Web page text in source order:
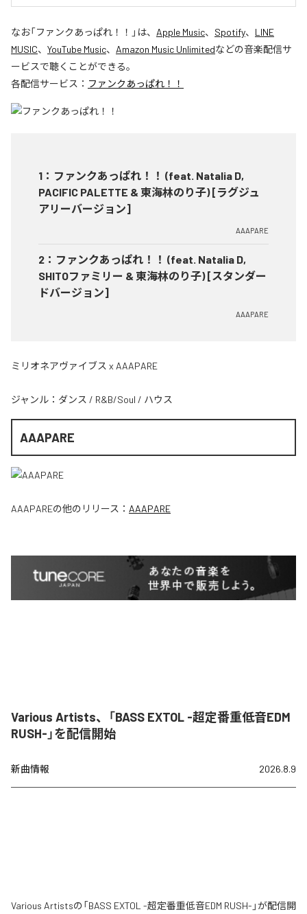
なお「ファンクあっぱれ！！ 」は、 Apple Music、 Spotify、 LINE
MUSIC、 YouTube Music、 Amazon Music Unlimitedなどの音楽配信サ
ービスで聴くことができる。
各配信サービス： ファンクあっぱれ！！
1 ： ファンクあっぱれ！！ (feat. Natalia D,
PACIFIC PALETTE & 東海林のり子) [ラグジュ
アリーバージョン]
AAAPARE
2 ： ファンクあっぱれ！！ (feat. Natalia D,
SHITOファミリー & 東海林のり子) [スタンダー
ドバージョン]
AAAPARE
ミリオネアヴァイブス x AAAPARE
ジャンル： ダンス / R&B/Soul / ハウス
AAAPARE
AAAPAREの他のリリース： AAAPARE
Various Artists、「BASS EXTOL -超定番重低音EDM
RUSH-」を配信開始
新曲情報 2026.8.9
Various Artistsの「BASS EXTOL -超定番重低音EDM RUSH-」が配信開